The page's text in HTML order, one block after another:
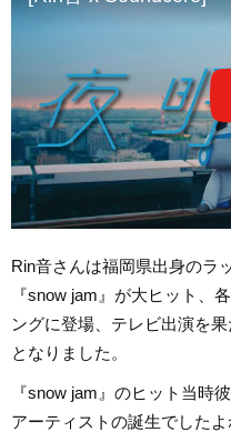
Rin音さんは福岡県出身のラ
『snow jam』が大ヒット、
ングに登場、テレビ出演を
となりました。
『snow jam』のヒット当時
アーティストの誕生でしたよ